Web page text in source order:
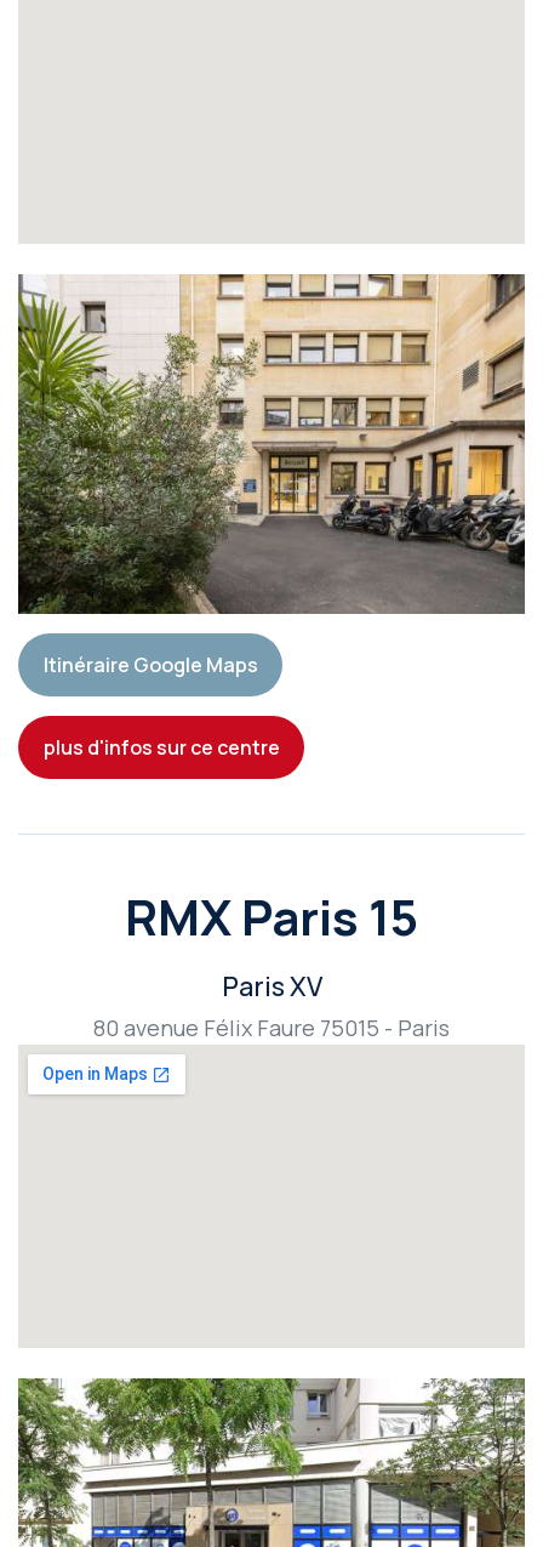
Itinéraire Google Maps
plus d'infos sur ce centre
RMX Paris 15
Paris XV
80 avenue Félix Faure 75015 - Paris